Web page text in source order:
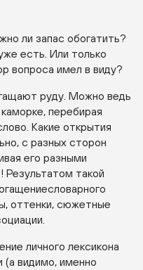
ли запас обогатить?
есть. Или только
вопроса имел в виду?
руду. Можно ведь
перебирая
Какие открытия
с разных сторон
его разными
Результатом такой
оттенки, сюжетные
личного лексикона
(а видимо, именно